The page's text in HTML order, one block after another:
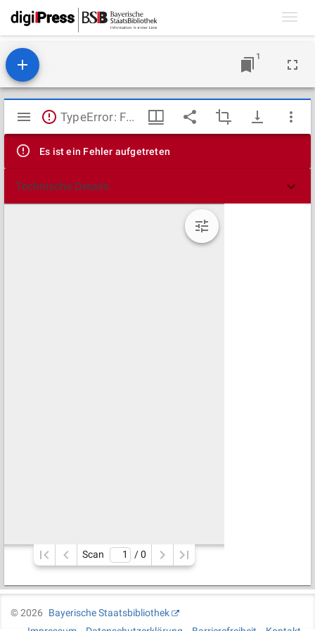
1
Mirador
Viewer
TypeError: Failed to fetch
Es ist ein Fehler aufgetreten
Technische Details
Scan / 0
©2026
Bayerische Staatsbibliothek